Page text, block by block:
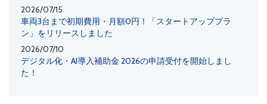
2026/07/15
車両3台まで初期費用・月額0円！「スタートアッププラ
ン」をリリースしました
2026/07/10
デジタル化・AI導入補助金 2026の申請受付を開始しまし
た！